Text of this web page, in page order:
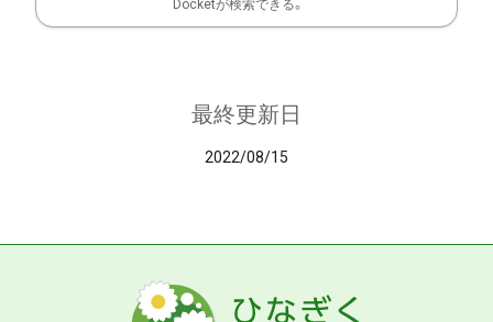
Docketが検索できる。
最終更新日
2022/08/15